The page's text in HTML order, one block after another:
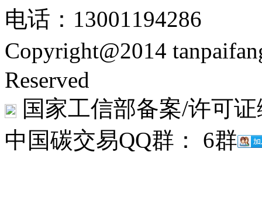
电话：13001194286
Copyright@2014
Reserved
国家工信部备案/许可
中国碳交易QQ群： 6群